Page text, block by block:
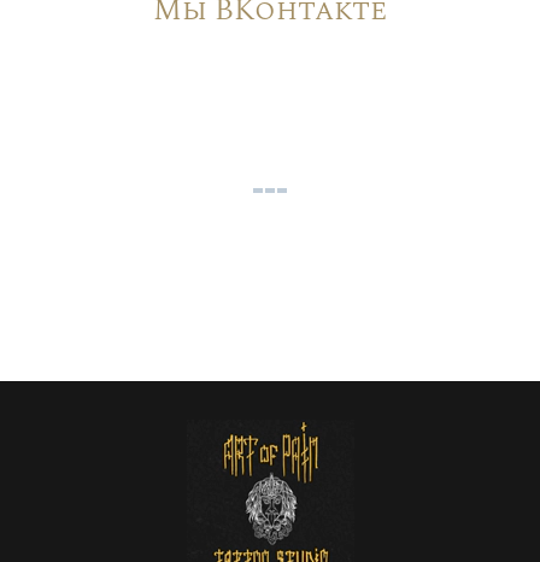
Мы ВКонтакте